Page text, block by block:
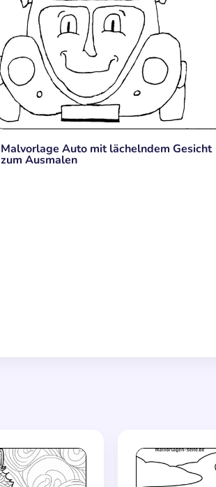
Malvorlage Auto mit lächelndem Gesicht
zum Ausmalen